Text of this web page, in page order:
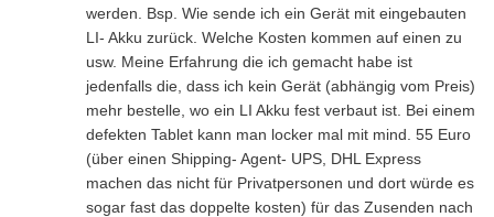
werden. Bsp. Wie sende ich ein Gerät mit eingebauten
LI- Akku zurück. Welche Kosten kommen auf einen zu
usw. Meine Erfahrung die ich gemacht habe ist
jedenfalls die, dass ich kein Gerät (abhängig vom Preis)
mehr bestelle, wo ein LI Akku fest verbaut ist. Bei einem
defekten Tablet kann man locker mal mit mind. 55 Euro
(über einen Shipping- Agent- UPS, DHL Express
machen das nicht für Privatpersonen und dort würde es
sogar fast das doppelte kosten) für das Zusenden nach